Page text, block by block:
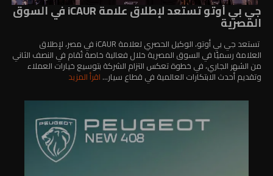
جي بي أوتو تستعد لإطلاق علامة iCAUR في السوق
المصرية
تستعد جي بي أوتو، الوكيل الحصري لعلامة iCAUR في مصر، لإطلاق
العلامة رسميًا في السوق المصرية خلال فعالية خاصة تُقام في النصف الثاني
من الشهر الجاري، في خطوة تعكس التزام الشركة بتوسيع خيارات العملاء
وتقديم أحدث الابتكارات العالمية في قطاع سيار... اقرأ المزيد